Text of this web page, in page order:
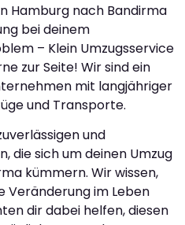
Hamburg nach Bandirma
bei deinem
– Klein Umzugsservice
zur Seite! Wir sind ein
mit langjähriger
und Transporte.
und
die sich um deinen Umzug
kümmern. Wir wissen,
Veränderung im Leben
dir dabei helfen, diesen